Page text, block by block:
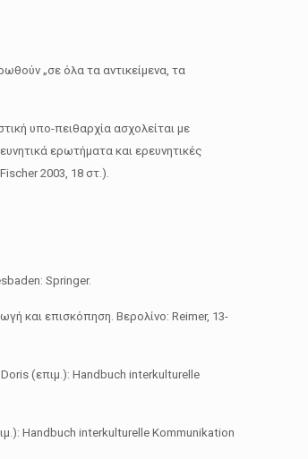
„σε όλα τα αντικείμενα, τα
υπο-πειθαρχία ασχολείται με
ερωτήματα και ερευνητικές
2003, 18 στ.).
Springer.
και επισκόπηση. Βερολίνο: Reimer, 13-
(επιμ.): Handbuch interkulturelle
Handbuch interkulturelle Kommunikation